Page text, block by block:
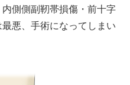
側側副靭帯損傷・前十字
悪、手術になってしまい